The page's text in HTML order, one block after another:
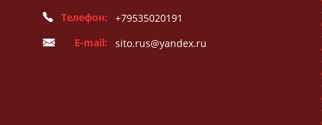
Телефон:
+79535020191
E-mail:
sito.rus@yandex.ru